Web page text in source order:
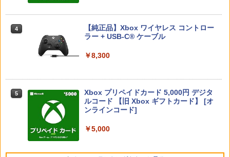
ンラインコード版
ンラインコード版
￥5,000
トローラー ミッドナイト ブラック(CFI-
ZCT2J01)
￥10,737
5
【純正品】DualSense ワイヤレスコン
トローラー(CFI-ZCT2J)
4
【純正品】Xbox ワイヤレス コントロー
ラー + USB-C® ケーブル
￥8,300
5
Xbox プリペイドカード 5,000円 デジタ
ルコード 【旧 Xbox ギフトカード】 [オ
ンラインコード]
￥5,000